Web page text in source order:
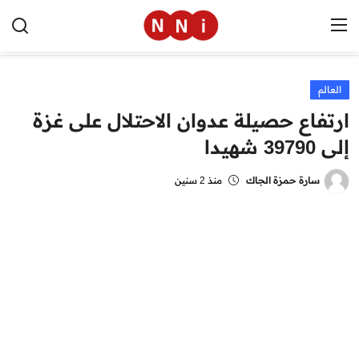
الرئيسية
اخبار مصر
العالم
العالم
ارتفاع حصيلة عدوان الاحتلال على غزة
إلى 39790 شهيدا
سارة حمزة الجاك منذ 2 سنين